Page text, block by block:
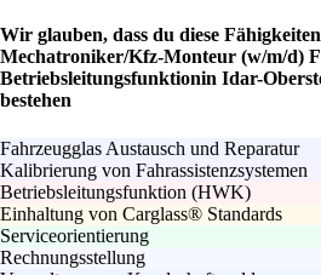
Wir glauben, dass du diese
Mechatroniker/Kfz-Monteur (w/m/d)
Betriebsleitungsfunktionin Idar-
bestehen
Fahrzeugglas Austausch und Reparatur
Kalibrierung von Fahrassistenzsystemen
Betriebsleitungsfunktion (HWK)
Einhaltung von Carglass® Standards
Serviceorientierung
Rechnungsstellung